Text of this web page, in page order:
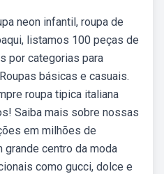
neon infantil, roupa de
listamos 100 peças de
por categorias para
básicas e casuais.
roupa tipica italiana
Saiba mais sobre nossas
em milhões de
grande centro da moda
como gucci, dolce e